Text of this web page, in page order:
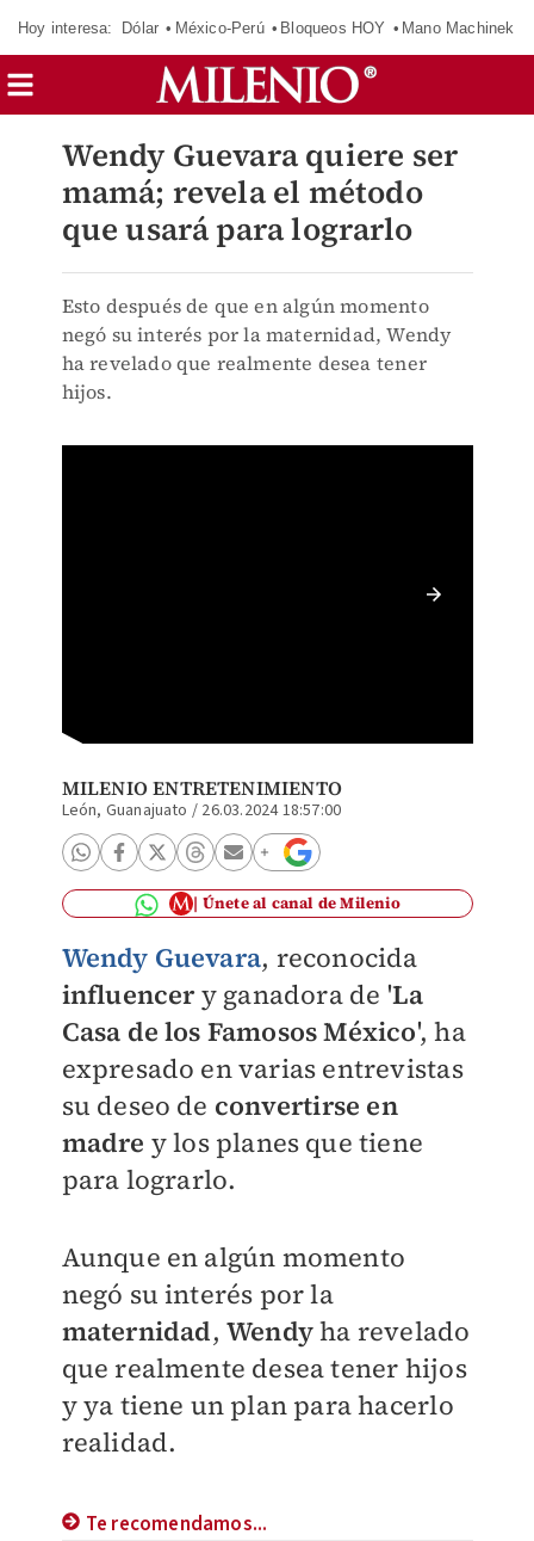
Hoy interesa: Dólar México-Perú Bloqueos HOY Mano Machinek
Wendy Guevara quiere ser
mamá; revela el método
que usará para lograrlo
Esto después de que en algún momento
negó su interés por la maternidad, Wendy
ha revelado que realmente desea tener
hijos.
MILENIO ENTRETENIMIENTO
León, Guanajuato / 26.03.2024 18:57:00
Únete al canal de Milenio
Wendy Guevara, reconocida
influencery ganadora de 'La
Casa de los Famosos México', ha
expresado en varias entrevistas
su deseo de convertirse en
madre y los planes que tiene
para lograrlo.
Aunque en algún momento
negó su interés por la
maternidad, Wendyha revelado
que realmente desea tener hijos
y ya tiene un plan para hacerlo
realidad.
Te recomendamos...